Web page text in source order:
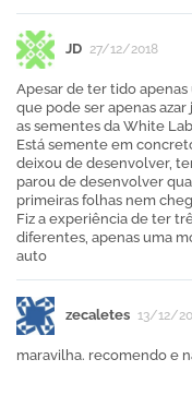
JD 27/12/2018
Apesar de ter tido
que pode ser apenas
as sementes da White
Está semente em
deixou de desenvolver,
parou de desenvolver
primeiras folhas nem
Fiz a experiência de ter
diferentes, apenas uma
auto
zecaletes 13/12/
maravilha. recomendo e